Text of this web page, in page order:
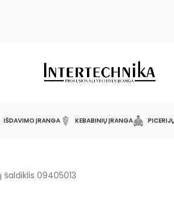
IŠDAVIMO ĮRANGA KEBABINIŲ ĮRANGA
09405013